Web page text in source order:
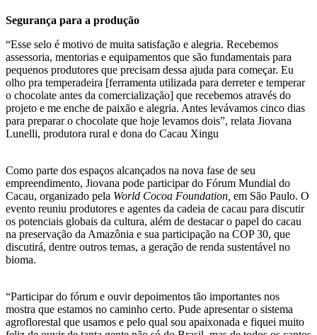
Segurança para a produção
“Esse selo é motivo de muita satisfação e alegria. Recebemos
assessoria, mentorias e equipamentos que são fundamentais para
pequenos produtores que precisam dessa ajuda para começar. Eu
olho pra temperadeira [ferramenta utilizada para derreter e temperar
o chocolate antes da comercialização] que recebemos através do
projeto e me enche de paixão e alegria. Antes levávamos cinco dias
para preparar o chocolate que hoje levamos dois”, relata Jiovana
Lunelli, produtora rural e dona do Cacau Xingu
Como parte dos espaços alcançados na nova fase de seu
empreendimento, Jiovana pode participar do Fórum Mundial do
Cacau, organizado pela World Cocoa Foundation, em São Paulo. O
evento reuniu produtores e agentes da cadeia de cacau para discutir
os potenciais globais da cultura, além de destacar o papel do cacau
na preservação da Amazônia e sua participação na COP 30, que
discutirá, dentre outros temas, a geração de renda sustentável no
bioma.
“Participar do fórum e ouvir depoimentos tão importantes nos
mostra que estamos no caminho certo. Pude apresentar o sistema
agroflorestal que usamos e pelo qual sou apaixonada e fiquei muito